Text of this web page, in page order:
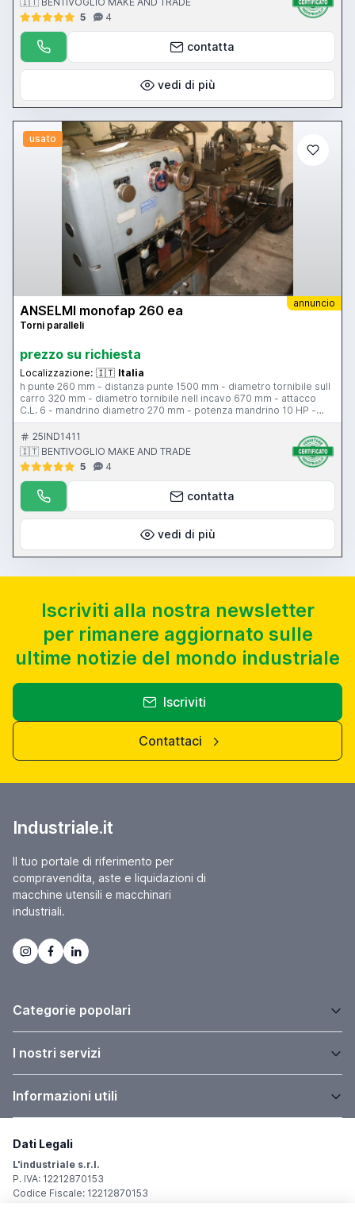
5
4
contatta
vedi di più
usato
annuncio
ANSELMI monofap 260 ea
Torni paralleli
prezzo su richiesta
Localizzazione: 🇮🇹 Italia
h punte 260 mm - distanza punte 1500 mm - diametro tornibile sull
carro 320 mm - diametro tornibile nell incavo 670 mm - attacco
C.L. 6 - mandrino diametro 270 mm - potenza mandrino 10 HP -
velocita di rotazione 20-1400 rpm - passaggio barra diametro 55
mm - torretta tipo B - larghezza bancale 370 mm - contropunta -
attacco contropunta c.m. 4 - piattaforma diametro 450 mm - lunette
- protezione antinfortunistica
25IND1411
🇮🇹 BENTIVOGLIO MAKE AND TRADE
5
4
contatta
vedi di più
Iscriviti alla nostra newsletter
per rimanere aggiornato sulle
ultime notizie del mondo industriale
Iscriviti
Contattaci
Industriale.it
Il tuo portale di riferimento per
compravendita, aste e liquidazioni di
macchine utensili e macchinari
industriali.
Categorie popolari
I nostri servizi
Informazioni utili
Dati Legali
L'industriale s.r.l.
P. IVA: 12212870153
Codice Fiscale: 12212870153